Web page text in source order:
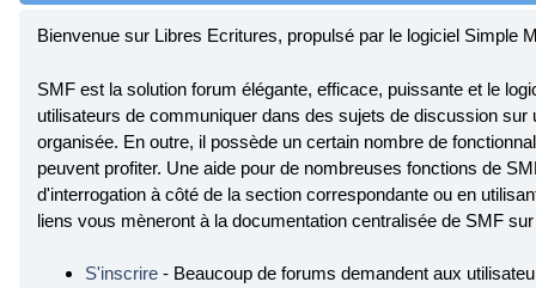
Bienvenue sur Libres Ecritures, propulsé par le logiciel Simple
SMF est la solution forum élégante, efficace, puissante et le
utilisateurs de communiquer dans des sujets de discussion sur
organisée. En outre, il possède un certain nombre de
peuvent profiter. Une aide pour de nombreuses fonctions de
d'interrogation à côté de la section correspondante ou en
liens vous mèneront à la documentation centralisée de SMF
S'inscrire - Beaucoup de forums demandent aux